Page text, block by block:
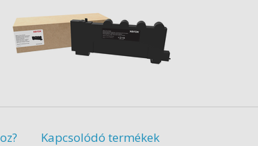
Kapcsolódó termékek